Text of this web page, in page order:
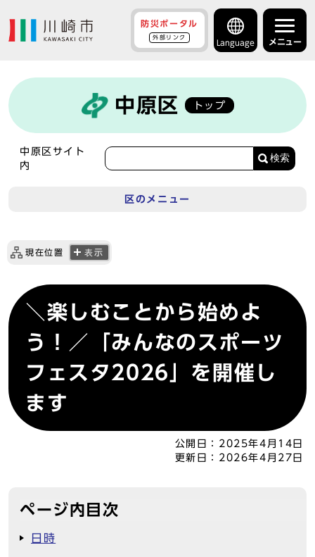
防災ポータル
外部リンク
Language メニュー
中原区 トップ
中原区サイト
内
検索
区のメニュー
現在位置 表示
＼楽しむことから始めよ
う！／「みんなのスポーツ
フェスタ2026」を開催し
ます
公開日： 2025年4月14日
更新日： 2026年4月27日
ページ内目次
日時